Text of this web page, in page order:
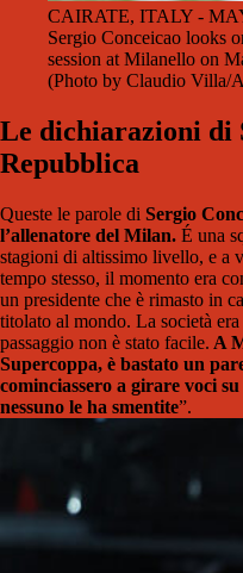
CAIRATE, ITALY -
Sergio Conceicao looks
session at Milanello on
(Photo by Claudio Villa/
Le dichiarazioni di
Repubblica
Queste le parole di Sergio
l’allenatore del Milan. É una
stagioni di altissimo livello, e a
tempo stesso, il momento era
un presidente che è rimasto in
titolato al mondo. La società
passaggio non è stato facile. A
Supercoppa, è bastato un
cominciassero a girare voci
nessuno le ha smentite”.